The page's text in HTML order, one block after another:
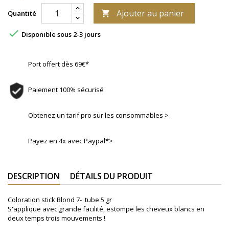
Quantité  Ajouter au panier
 Disponible sous 2-3 jours
Port offert dès 69€*
Paiement 100% sécurisé
Obtenez un tarif pro sur les consommables >
Payez en 4x avec Paypal*>
DESCRIPTION DÉTAILS DU PRODUIT
Coloration stick Blond 7- tube 5 gr
S'applique avec grande facilité, estompe les cheveux blancs en
deux temps trois mouvements !